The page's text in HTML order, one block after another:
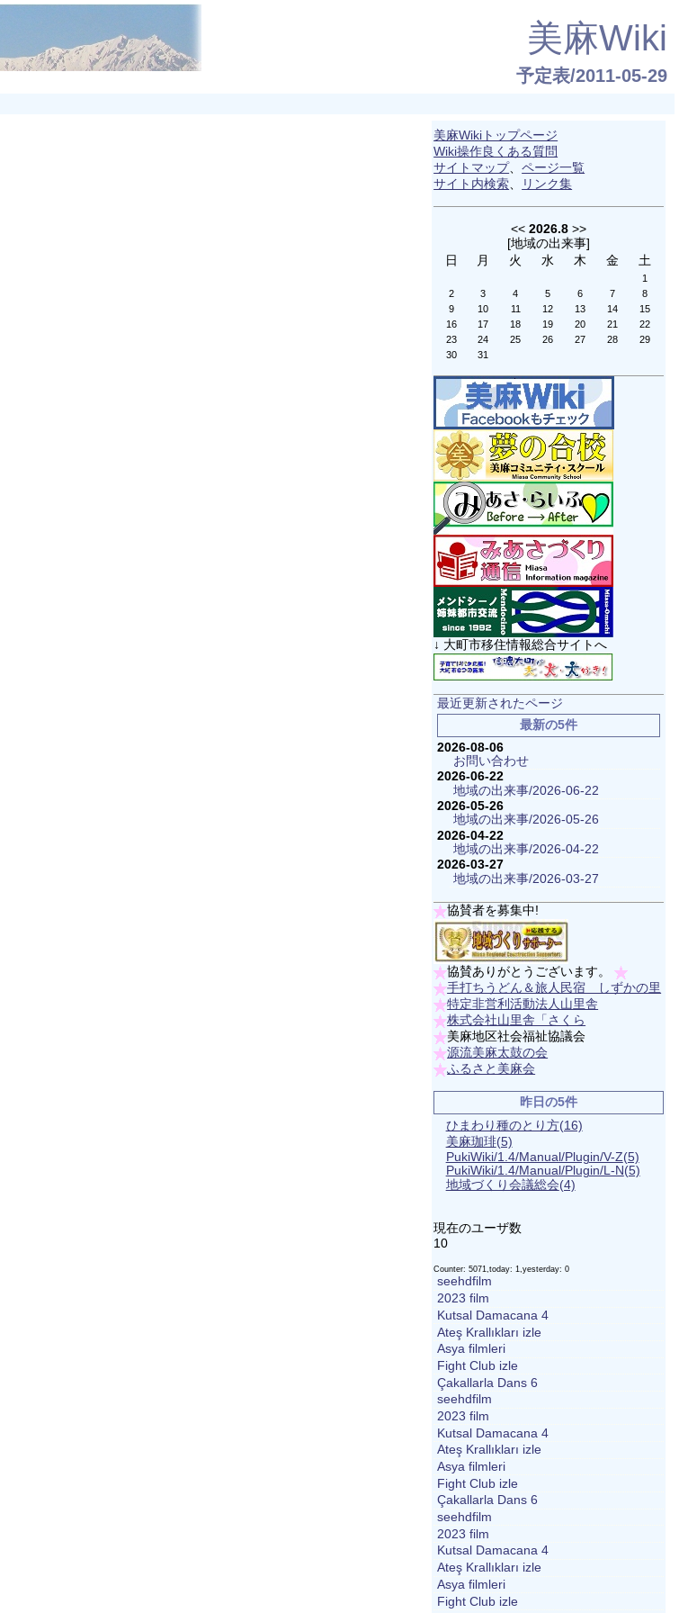
美麻Wiki
予定表/2011-05-29
美麻Wikiトップページ
Wiki操作良くある質問
サイトマップ、ページ一覧
サイト内検索、 リンク集
<< 2026.8 >>
[地域の出来事]
日
月 火 水 木 金 土
1
2
3 4 5 6 7
8
9
10 11 12 13 14
15
16
17 18 19 20 21
22
23
24 25 26 27 28
29
30
31
↓ 大町市移住情報総合サイトへ
最近更新されたページ
最新の5件
2026-08-06
お問い合わせ
2026-06-22
地域の出来事/2026-06-22
2026-05-26
地域の出来事/2026-05-26
2026-04-22
地域の出来事/2026-04-22
2026-03-27
地域の出来事/2026-03-27
協賛者を募集中!
協賛ありがとうございます。
手打ちうどん＆旅人民宿 しずかの里
特定非営利活動法人山里舎
株式会社山里舎「さくら
美麻地区社会福祉協議会
源流美麻太鼓の会
ふるさと美麻会
昨日の5件
ひまわり種のとり方(16)
美麻珈琲(5)
PukiWiki/1.4/Manual/Plugin/V-Z(5)
PukiWiki/1.4/Manual/Plugin/L-N (5)
地域づくり会議総会(4)
現在のユーザ数
10
Counter: 5071,today: 1,yesterday: 0
seehdfilm
2023 film
Kutsal Damacana 4
Ateş Krallıkları izle
Asya filmleri
Fight Club izle
Çakallarla Dans 6
seehdfilm
2023 film
Kutsal Damacana 4
Ateş Krallıkları izle
Asya filmleri
Fight Club izle
Çakallarla Dans 6
seehdfilm
2023 film
Kutsal Damacana 4
Ateş Krallıkları izle
Asya filmleri
Fight Club izle